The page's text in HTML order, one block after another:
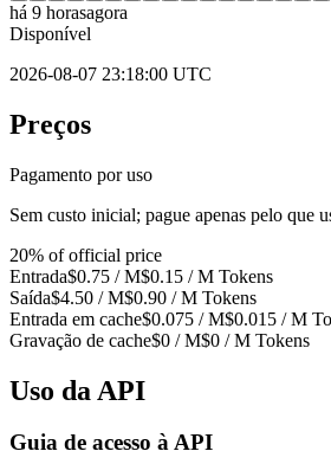
há 9 horasagora
Disponível
2026-08-07 23:18:00 UTC
Preços
Pagamento por uso
Sem custo inicial; pague apenas pelo que
20% of official price
Entrada$0.75 / M$0.15 / M Tokens
Saída$4.50 / M$0.90 / M Tokens
Entrada em cache$0.075 / M$0.015 / M
Gravação de cache$0 / M$0 / M Tokens
Uso da API
Guia de acesso à API